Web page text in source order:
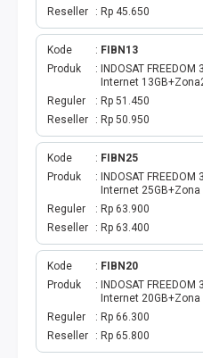
HP PASCA
TAG TV PASCABAYAR
TAG CICILAN
TAG FINANCE
TAG KREDIT
TAG PBB
TAG PGN & PERTAGAS
VA BEBAS NOMINAL
Reseller
Rp 45.650
Kode
FIBN13
Produk
INDOSAT
Internet
Reguler
Rp 51.450
Reseller
Rp 50.950
Kode
FIBN25
Produk
INDOSAT
Internet 25GB+Zona
Reguler
Rp 63.900
Reseller
Rp 63.400
Kode
FIBN20
Produk
INDOSAT
Internet 20GB+Zona
Reguler
Rp 66.300
Reseller
Rp 65.800